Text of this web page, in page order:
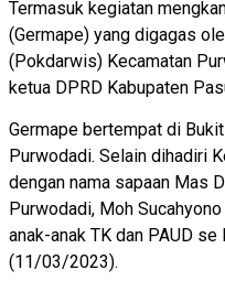
Termasuk kegiatan
(Germape) yang digagas
(Pokdarwis) Kecamatan
ketua DPRD Kabupaten
Germape bertempat di
Purwodadi. Selain dihadiri
dengan nama sapaan Mas
Purwodadi, Moh
anak-anak TK dan PAUD
(11/03/2023).